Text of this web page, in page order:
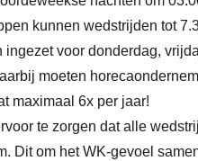
kunnen wedstrijden tot
voor donderdag,
moeten
maximaal 6x per jaar!
te zorgen dat alle
Dit om het WK-gevoel